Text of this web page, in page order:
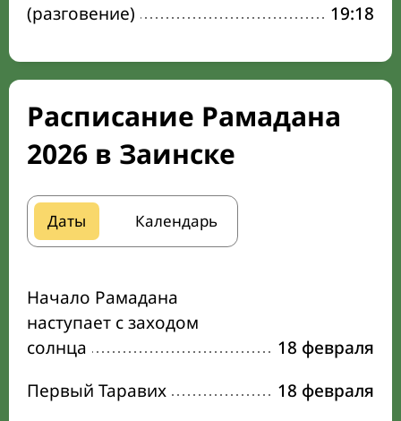
(разговение)
19:18
Расписание Рамадана
2026 в Заинске
Даты Календарь
Начало Рамадана
наступает с заходом
солнца
18 февраля
Первый Таравих
18 февраля